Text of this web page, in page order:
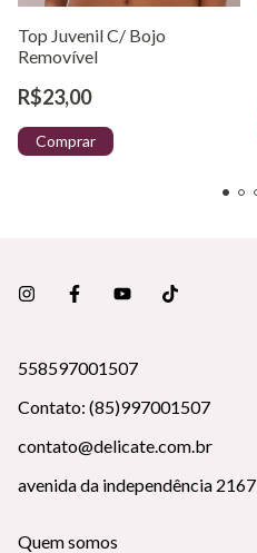
Top Juvenil C/ Bojo
Removível
R$23,00
Comprar
558597001507
Contato: (85)997001507
contato@delicate.com.br
avenida da independência 2167
Quem somos